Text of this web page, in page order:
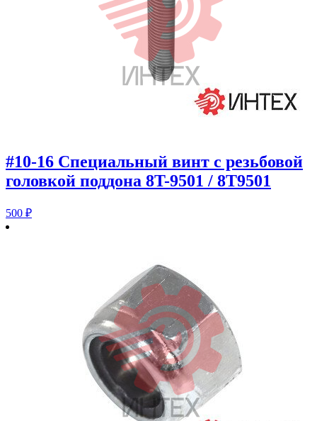
#10-16 Специальный винт с резьбовой
головкой поддона 8T-9501 / 8T9501
500 ₽